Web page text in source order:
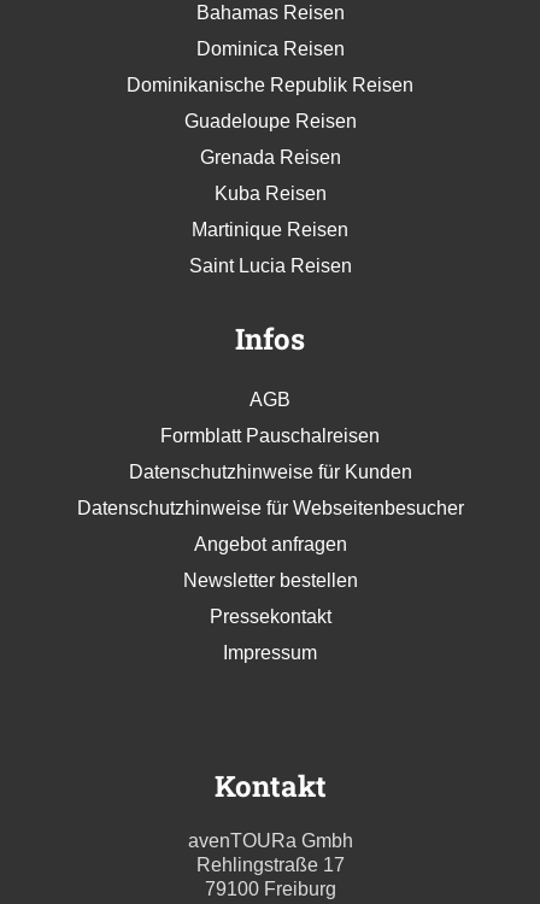
Bahamas Reisen
Dominica Reisen
Dominikanische Republik Reisen
Guadeloupe Reisen
Grenada Reisen
Kuba Reisen
Martinique Reisen
Saint Lucia Reisen
Infos
AGB
Formblatt Pauschalreisen
Datenschutzhinweise für Kunden
Datenschutzhinweise für Webseitenbesucher
Angebot anfragen
Newsletter bestellen
Pressekontakt
Impressum
Kontakt
avenTOURa Gmbh
Rehlingstraße 17
79100 Freiburg